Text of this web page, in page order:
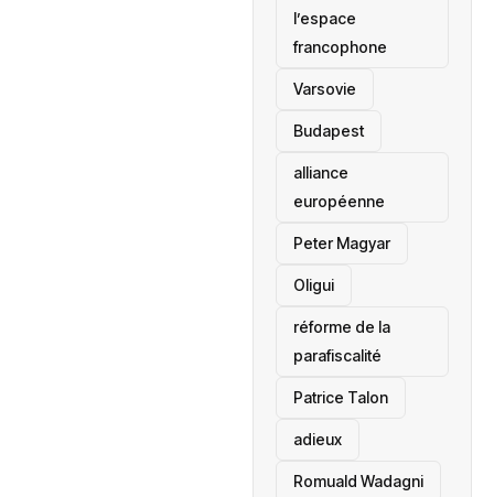
l’espace
francophone
‎Varsovie
Budapest
alliance
européenne
Peter Magyar
Oligui
réforme de la
parafiscalité
Patrice Talon
adieux
Romuald Wadagni